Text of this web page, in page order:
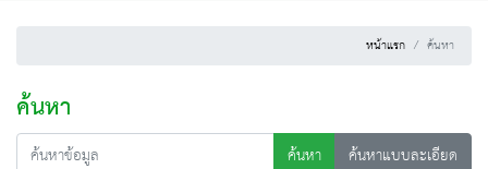
หน้าแรก ค้นหา
ค้นหา
ค้นหา
ค้นหาแบบละเอียด